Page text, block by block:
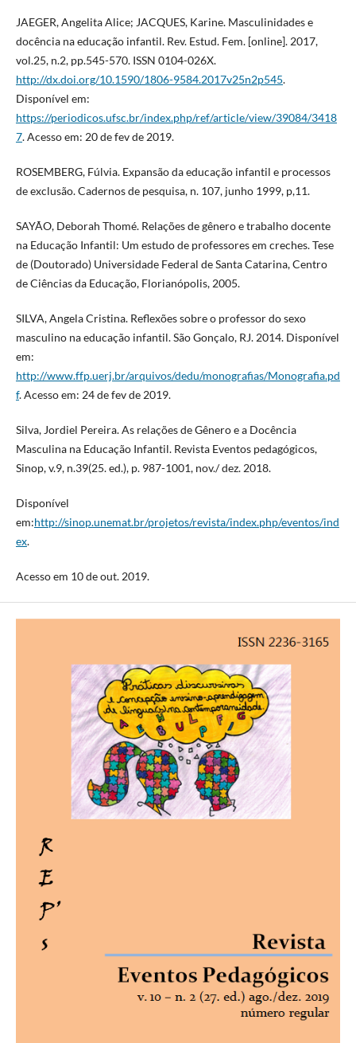
JAEGER, Angelita Alice; JACQUES, Karine. Masculinidades e
docência na educação infantil. Rev. Estud. Fem. [online]. 2017,
vol.25, n.2, pp.545-570. ISSN 0104-026X.
http://dx.doi.org/10.1590/1806-9584.2017v25n2p545.
Disponível em:
https://periodicos.ufsc.br/index.php/ref/article/view/39084/3418
7. Acesso em: 20 de fev de 2019.
ROSEMBERG, Fúlvia. Expansão da educação infantil e processos
de exclusão. Cadernos de pesquisa, n. 107, junho 1999, p,11.
SAYÃO, Deborah Thomé. Relações de gênero e trabalho docente
na Educação Infantil: Um estudo de professores em creches. Tese
de (Doutorado) Universidade Federal de Santa Catarina, Centro
de Ciências da Educação, Florianópolis, 2005.
SILVA, Angela Cristina. Reflexões sobre o professor do sexo
masculino na educação infantil. São Gonçalo, RJ. 2014. Disponível
em:
http://www.ffp.uerj.br/arquivos/dedu/monografias/Monografia.pd
f. Acesso em: 24 de fev de 2019.
Silva, Jordiel Pereira. As relações de Gênero e a Docência
Masculina na Educação Infantil. Revista Eventos pedagógicos,
Sinop, v.9, n.39(25. ed.), p. 987-1001, nov./ dez. 2018.
Disponível
em:http://sinop.unemat.br/projetos/revista/index.php/eventos/ind
ex.
Acesso em 10 de out. 2019.